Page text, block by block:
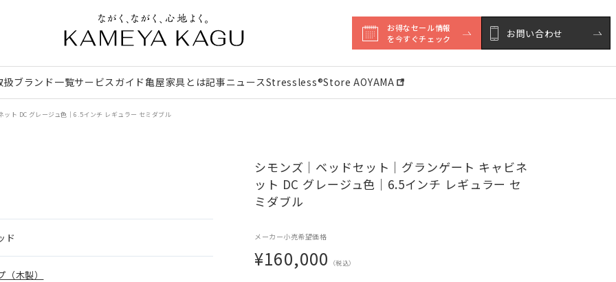
お得なセール情報
を今すぐチェック
お問い合わせ
扱ブランド一覧サービスガイド亀屋家具とは記事ニュースStressless®︎Store AOYAMA
ト DC グレージュ色｜6.5インチ レギュラー セミダブル
ド
木製）
シモンズ｜ベッドセット｜グランゲート キャビネ
ット DC グレージュ色｜6.5インチ レギュラー セ
ミダブル
メーカー小売希望価格
¥160,000 （税込）